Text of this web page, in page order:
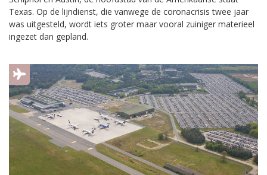
Texas. Op de lijndienst, die vanwege de coronacrisis twee jaar
was uitgesteld, wordt iets groter maar vooral zuiniger materieel
ingezet dan gepland.